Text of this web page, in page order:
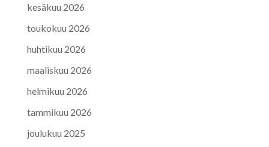
kesäkuu 2026
toukokuu 2026
huhtikuu 2026
maaliskuu 2026
helmikuu 2026
tammikuu 2026
joulukuu 2025